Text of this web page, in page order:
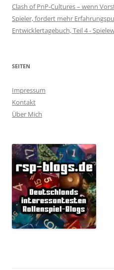
Clash of PnP-Cultures – wenn
Spieler, fordert mehr
Entwicklertagebuch, Teil 4 -
SEITEN
Impressum
Kontakt
Über Mich